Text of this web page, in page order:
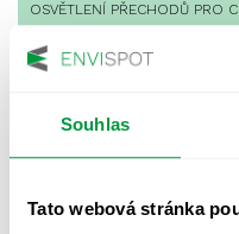
Souhlas
Tato webová stránka
OSVĚTLENÍ PŘECHODŮ PRO
OSVĚTLENÍ SPORTOVIŠŤ